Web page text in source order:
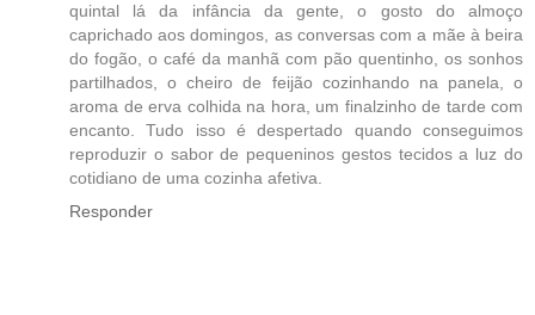
quintal lá da infância da gente, o gosto do almoço
caprichado aos domingos, as conversas com a mãe à beira
do fogão, o café da manhã com pão quentinho, os sonhos
partilhados, o cheiro de feijão cozinhando na panela, o
aroma de erva colhida na hora, um finalzinho de tarde com
encanto. Tudo isso é despertado quando conseguimos
reproduzir o sabor de pequeninos gestos tecidos a luz do
cotidiano de uma cozinha afetiva.
Responder